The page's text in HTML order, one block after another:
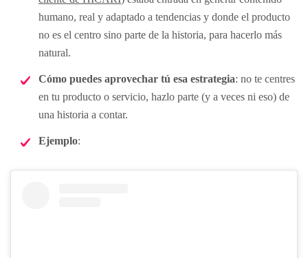
humano, real y adaptado a tendencias y donde el producto
no es el centro sino parte de la historia, para hacerlo más
natural.
Cómo puedes aprovechar tú esa estrategia: no te centres
en tu producto o servicio, hazlo parte (y a veces ni eso) de
una historia a contar.
Ejemplo: